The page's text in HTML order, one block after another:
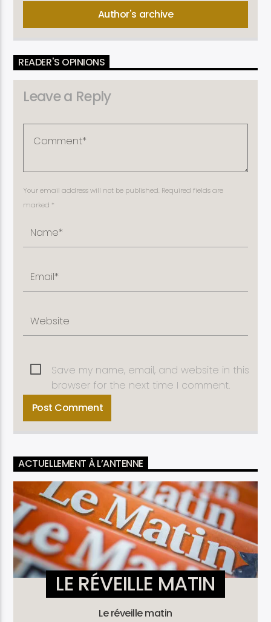
Author's archive
READER'S OPINIONS
Leave a Reply
Your email address will not be published. Required fields are
marked *
Save my name, email, and website in this
browser for the next time I comment.
ACTUELLEMENT À L’ANTENNE
LE RÉVEILLE MATIN
Le réveille matin